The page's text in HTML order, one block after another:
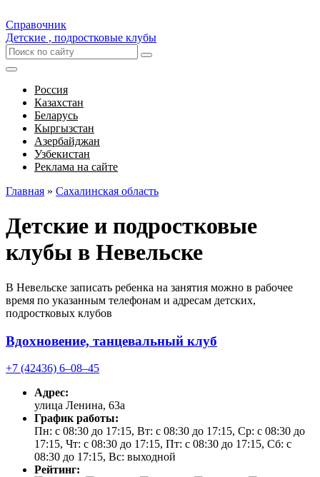
Справочник
Детские , подростковые клубы
Россия
Казахстан
Беларусь
Кыргызстан
Азербайджан
Узбекистан
Реклама на сайте
Главная » Сахалинская область
Детские и подростковые
клубы в Невельске
В Невельске записать ребенка на занятия можно в рабочее
время по указанным телефонам и адресам детских,
подростковых клубов
Вдохновение, танцевальный клуб
+7 (42436) 6‒08‒45
Адрес:
улица Ленина, 63а
График работы:
Пн: с 08:30 до 17:15, Вт: с 08:30 до 17:15, Ср: с 08:30 до
17:15, Чт: с 08:30 до 17:15, Пт: с 08:30 до 17:15, Сб: с
08:30 до 17:15, Вс: выходной
Рейтинг: